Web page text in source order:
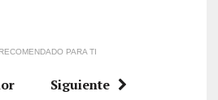
PARA TI
Siguiente